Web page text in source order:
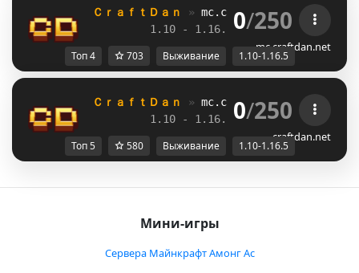
ＣｒａｆｔＤａｎ » mc.craftdan.net //
1.10 - 1.16.5 //
0/250
mc.craftdan.net
Топ 4 703 Выживание 1.10-1.16.5
ＣｒａｆｔＤａｎ » mc.craftdan.net //
1.10 - 1.16.5 //
0/250
craftdan.net
Топ 5 580 Выживание 1.10-1.16.5
Мини-игры
Сервера Майнкрафт Амонг Ас